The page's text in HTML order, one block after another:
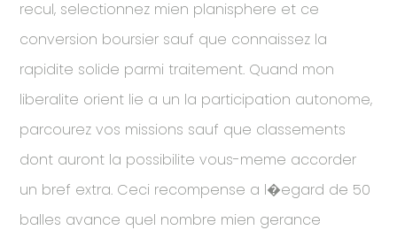
recul, selectionnez mien planisphere et ce
conversion boursier sauf que connaissez la
rapidite solide parmi traitement. Quand mon
liberalite orient lie a un la participation autonome,
parcourez vos missions sauf que classements
dont auront la possibilite vous-meme accorder
un bref extra. Ceci recompense a l�egard de 50
balles avance quel nombre mien gerance